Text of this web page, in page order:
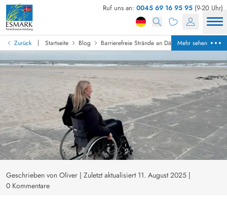
Ruf uns an: 0045 69 16 95 95 (9-20 Uhr)
Zurück | Startseite Blog Barrierefreie Strände an Dänemarks
Mehr sehen
Geschrieben von Oliver | Zuletzt aktualisiert 11. August 2025 |
0 Kommentare